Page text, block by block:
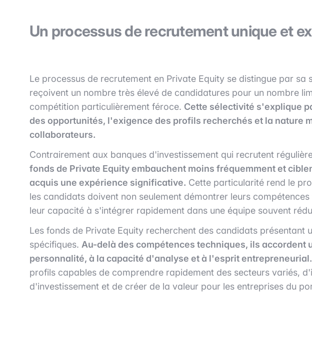
Un processus de recrutement unique et
Le processus de recrutement en Private Equity se distingue par sa
reçoivent un nombre très élevé de candidatures pour un nombre
compétition particulièrement féroce. Cette sélectivité s'explique
des opportunités, l'exigence des profils recherchés et la nature
collaborateurs.
Contrairement aux banques d'investissement qui recrutent
fonds de Private Equity embauchent moins fréquemment et
acquis une expérience significative. Cette particularité rend le
les candidats doivent non seulement démontrer leurs
leur capacité à s'intégrer rapidement dans une équipe souvent
Les fonds de Private Equity recherchent des candidats présentant
spécifiques. Au-delà des compétences techniques, ils accordent
personnalité, à la capacité d'analyse et à l'esprit entrepreneurial.
profils capables de comprendre rapidement des secteurs variés,
d'investissement et de créer de la valeur pour les entreprises du